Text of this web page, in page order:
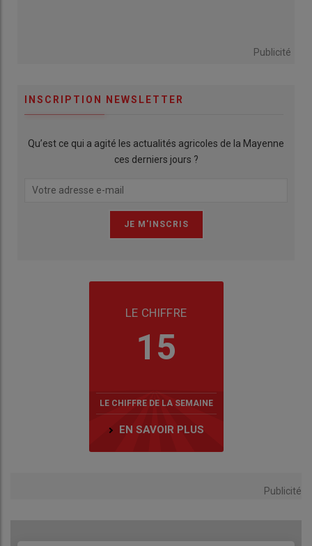
Publicité
INSCRIPTION NEWSLETTER
Qu’est ce qui a agité les actualités agricoles de la Mayenne
ces derniers jours ?
LE CHIFFRE
15
LE CHIFFRE DE LA SEMAINE
EN SAVOIR PLUS
Publicité